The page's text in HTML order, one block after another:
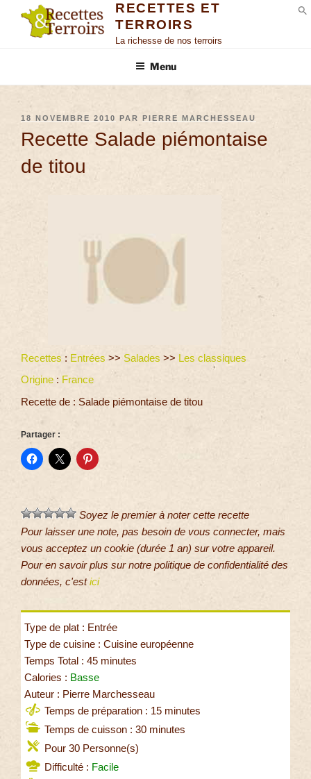
RECETTES ET
TERROIRS
La richesse de nos terroirs
Menu
18 NOVEMBRE 2010 PAR PIERRE MARCHESSEAU
Recette Salade piémontaise
de titou
Recettes : Entrées >> Salades >> Les classiques
Origine : France
Recette de : Salade piémontaise de titou
Partager :
Soyez le premier à noter cette recette
Pour laisser une note, pas besoin de vous connecter, mais
vous acceptez un cookie (durée 1 an) sur votre appareil.
Pour en savoir plus sur notre politique de confidentialité des
données, c'estici
Type de plat : Entrée
Type de cuisine : Cuisine européenne
Temps Total : 45 minutes
Calories : Basse
Auteur : Pierre Marchesseau
Temps de préparation : 15 minutes
Temps de cuisson : 30 minutes
Pour 30 Personne(s)
Difficulté : Facile